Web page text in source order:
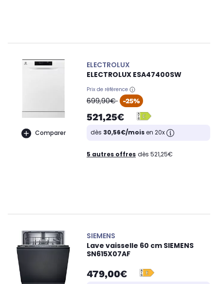
Comparer
ELECTROLUX
ELECTROLUX ESA47400SW
Prix de référence
oldPrice
699,90€ -25%
521,25€
dès 30,56€/moisen 20x
5 autres offres dès 521,25€
SIEMENS
Lave vaisselle 60 cm SIEMENS
SN615X07AF
479,00€